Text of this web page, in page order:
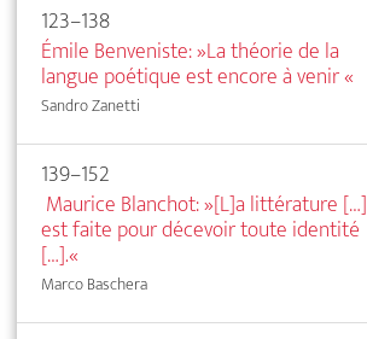
123–138
Émile Benveniste: »La théorie de la
langue poétique est encore à venir«
Sandro Zanetti
139–152
Maurice Blanchot: »[L]a littérature […]
est faite pour décevoir toute identité
[…].«
Marco Baschera